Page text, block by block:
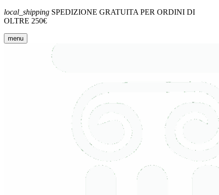
local_shipping SPEDIZIONE GRATUITA PER ORDINI DI
OLTRE 250€
menu